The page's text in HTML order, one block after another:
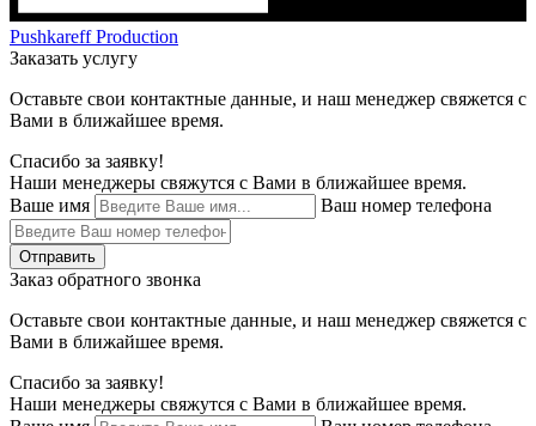
Pushkareff Production
Заказать услугу
Оставьте свои контактные данные, и наш менеджер свяжется с
Вами в ближайшее время.
Спасибо за заявку!
Наши менеджеры свяжутся с Вами в ближайшее время.
Ваше имя
Ваш номер телефона
Отправить
Заказ обратного звонка
Оставьте свои контактные данные, и наш менеджер свяжется с
Вами в ближайшее время.
Спасибо за заявку!
Наши менеджеры свяжутся с Вами в ближайшее время.